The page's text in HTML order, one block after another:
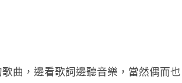
曲，邊看歌詞邊聽音樂，當然偶而也